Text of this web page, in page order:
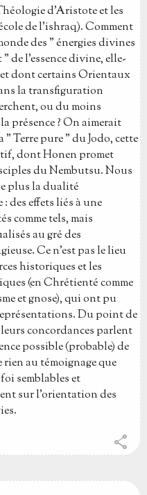
d'Aristote et les
de l'ishraq). Comment
des " énergies divines
de l'essence divine, elle-
dont certains Orientaux
la transfiguration
ou du moins
présence ? On aimerait
Terre pure " du Jodo, cette
dont Honen promet
du Nembutsu. Nous
plus la dualité
des effets liés à une
comme tels, mais
au gré des
Ce n'est pas le lieu
historiques et les
(en Chrétienté comme
et gnose), qui ont pu
Du point de
concordances parlent
possible (probable) de
rien au témoignage que
semblables et
sur l'orientation des
share